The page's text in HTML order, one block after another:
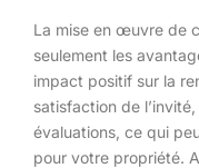
La mise en œuvre de
seulement les
impact positif sur la
satisfaction de
évaluations, ce qui
pour votre propriété.